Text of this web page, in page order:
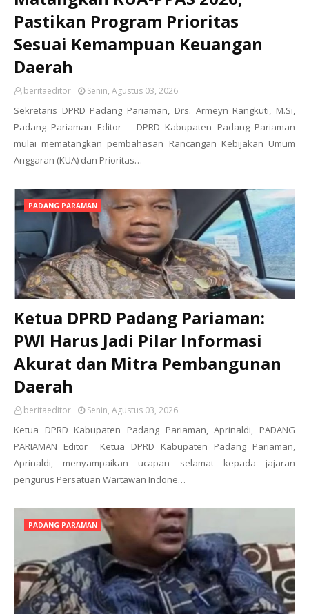
Pastikan Program Prioritas
Sesuai Kemampuan Keuangan
Daerah
beritaeditor Senin, Agustus 03, 2026
Sekretaris DPRD Padang Pariaman, Drs. Armeyn Rangkuti, M.Si,
Padang Pariaman Editor – DPRD Kabupaten Padang Pariaman
mulai mematangkan pembahasan Rancangan Kebijakan Umum
Anggaran (KUA) dan Prioritas…
PADANG PARAMAN
Ketua DPRD Padang Pariaman:
PWI Harus Jadi Pilar Informasi
Akurat dan Mitra Pembangunan
Daerah
beritaeditor Senin, Agustus 03, 2026
Ketua DPRD Kabupaten Padang Pariaman, Aprinaldi, PADANG
PARIAMAN Editor Ketua DPRD Kabupaten Padang Pariaman,
Aprinaldi, menyampaikan ucapan selamat kepada jajaran
pengurus Persatuan Wartawan Indone…
PADANG PARAMAN